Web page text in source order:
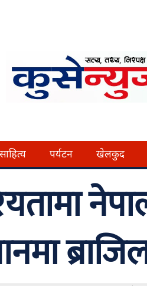
साहित्य पर्यटन खेलकुद